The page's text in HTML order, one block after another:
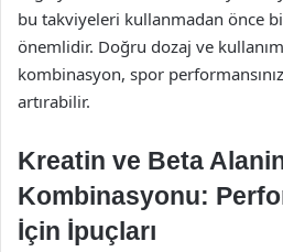
bu takviyeleri kullanmadan önce
önemlidir. Doğru dozaj ve
kombinasyon, spor
artırabilir.
Kreatin ve Beta
Kombinasyonu:
İçin İpuçları